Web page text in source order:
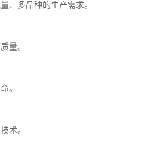
、多品种的生产需求。
量。
。
术。